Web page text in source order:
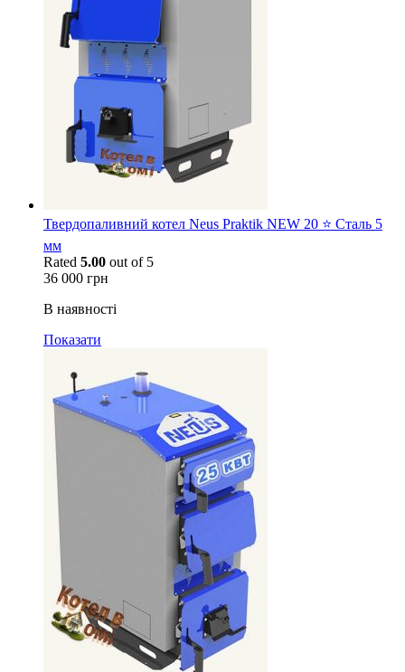
Твердопаливний котел Neus Praktik NEW 20 ⭐ Сталь 5
мм
Rated 5.00 out of 5
36 000 грн
В наявності
Показати